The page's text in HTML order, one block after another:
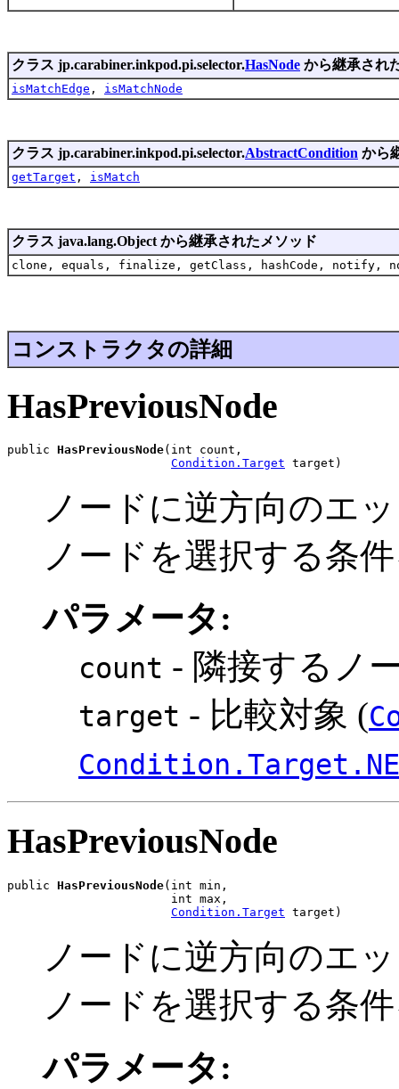
クラス jp.carabiner.inkpod.pi.selector.HasNode から継承され
isMatchEdge , isMatchNode
クラス jp.carabiner.inkpod.pi.selector.AbstractCondition から
getTarget , isMatch
クラス java.lang.Object から継承されたメソッド
clone, equals, finalize, getClass, hashCode,
コンストラクタの詳細
HasPreviousNode
public HasPreviousNode(int count,
Condition.Target target)
ノードに逆方向のエ
ノードを選択する条
パラメータ:
count - 隣接するノ
target - 比較対象 (
HasPreviousNode
public HasPreviousNode(int min,
                       int max,
Condition.Target target)
ノードに逆方向のエ
ノードを選択する条
パラメータ: